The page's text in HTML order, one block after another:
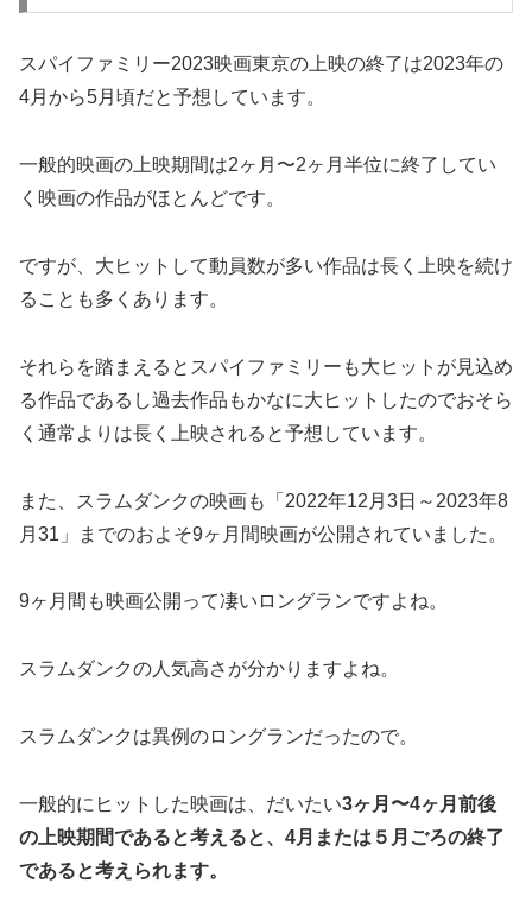
スパイファミリー2023映画東京の上映の終了は2023年の
4月から5月頃だと予想しています。
一般的映画の上映期間は2ヶ月〜2ヶ月半位に終了してい
く映画の作品がほとんどです。
ですが、大ヒットして動員数が多い作品は長く上映を続け
ることも多くあります。
それらを踏まえるとスパイファミリーも大ヒットが見込め
る作品であるし過去作品もかなに大ヒットしたのでおそら
く通常よりは長く上映されると予想しています。
また、スラムダンクの映画も「2022年12月3日～2023年8
月31」までのおよそ9ヶ月間映画が公開されていました。
9ヶ月間も映画公開って凄いロングランですよね。
スラムダンクの人気高さが分かりますよね。
スラムダンクは異例のロングランだったので。
一般的にヒットした映画は、だいたい3ヶ月〜4ヶ月前後
の上映期間であると考えると、 4月または５月ごろの終了
であると考えられます。